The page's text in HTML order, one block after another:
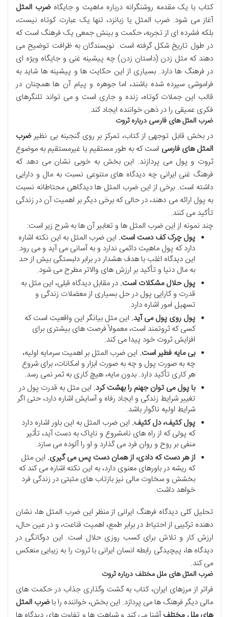
کتاب با یک مقدمه روشنگرانه درباره ماهیت و جایگاهضرب المثل
آغاز می شود. ضرب المثل یا زبانزد، تنها یک عبارت کوتاه نیست،
بلکه فشرده ای از تجربه، حکمت و بینش جمعی یک فرهنگ است که
در طول تاریخ شکل گرفته است. نویسندگان به ظرافت توضیح می
دهند که مثل زدن (داستان زدن) چه پیشینه غنی و جایگاه ویژه ای
در فرهنگ ها دارد. بسیاری از این حکایت ها و پیشینه ها شاید به
فراموشی سپرده شده باشند، اما جوهره و پیام آن ها همچنان در
قالب این جملات کوتاه، زنده و جاری است و می تواند تلنگرهای
فکری عمیقی را در ذهن خواننده ایجاد کند.
ضرب المثل های فارسی درباره ثروت
در بخش قابل توجهی از کتاب، تمرکز بر روی گنجینه بی نظیر ضرب
المثل های فارسی است که به طور مستقیم یا غیرمستقیم به موضوع
ثروت و پول می پردازند. این بخش به خوبی نشان می دهد که
فرهنگ غنی ایرانی چه دیدگاه های متنوعی نسبت به مال و دارایی
داشته است. برخی از این ضرب المثل ها دیدگاهی محتاطانه نسبت
به پول ارائه می دهند، در حالی که برخی دیگر بر اهمیت آن در زندگی
تأکید می کنند.
چند نمونه از این ضرب المثل ها و تعابیر آن ها به شرح زیر است:
پول چرک کف دست است. این ضرب المثل به این نکته اشاره
دارد که پول ماهیت دائمی ندارد و به آسانی می آید و می رود.
این دیدگاه اغلب با هدف هشدار در برابر دلبستگی بیش از حد
به مال دنیا و تأکید بر ارزش های والاتر مطرح می شود.
پول حلال مشکلات است. در مقابل دیدگاه قبلی، این مثل به
قدرت و کارایی پول در حل بسیاری از معضلات زندگی و
تسهیل امور اشاره دارد.
پول روی پول می آید. این مثل بیانگر این واقعیت است که
کسی که ثروتمند است، معمولاً فرصت های بیشتری برای
افزایش ثروت خود پیدا می کند.
بی مایه فطیر است. این ضرب المثل بر اهمیت سرمایه اولیه،
چه به صورت پول و چه به صورت ابزار و امکانات، برای شروع
هر کاری تأکید دارد. بدون مایه، هیچ کاری به ثمر نمی رسد.
با پول می توان جهنم را بهشت کرد. این مثل به قدرت پول در
تغییر شرایط زندگی و ایجاد رفاه و آسایش اشاره دارد، حتی اگر
شرایط اولیه ناگوار باشد.
پول کثیف، دل کثیف. این ضرب المثل به این باور اشاره دارد
که پولی که از راه های نامشروع و ناپاک به دست آید، تأثیر
منفی بر روح و روان فرد می گذارد و او را آلوده می سازد.
از هر دست که دادی، از همان دست پس می گیری. این مثل
که ریشه در باورهای معنوی دارد، به این نکته اشاره می کند که
بخشش و سخاوت مالی نیز بازتاب های مثبتی در زندگی فرد
خواهد داشت.
تحلیل کلی دیدگاه فرهنگ ایرانی از منظر این ضرب المثل ها، نشان
دهنده ترکیبی از احتیاط در برابر طمع، اهمیت قناعت، و در عین حال،
ارزش کار و تلاش برای کسب روزی حلال است. این دوگانگی در
دیدگاه ها، پیچیدگی رابطه انسان ایرانی با ثروت را به زیبایی منعکس
می کند.
ضرب المثل های ملل مختلف درباره ثروت
فراتر از مرزهای ایران، کتاب به گشت وگذاری جذاب در حکمت های
مالی دیگر فرهنگ ها می پردازد. این بخش، خواننده را باضرب المثل